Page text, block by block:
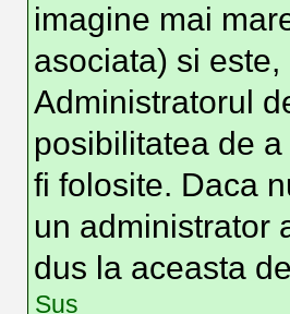
imagine mai
asociata) si
Administratorul
posibilitatea de
fi folosite. Daca
un administrator
dus la aceasta
Sus